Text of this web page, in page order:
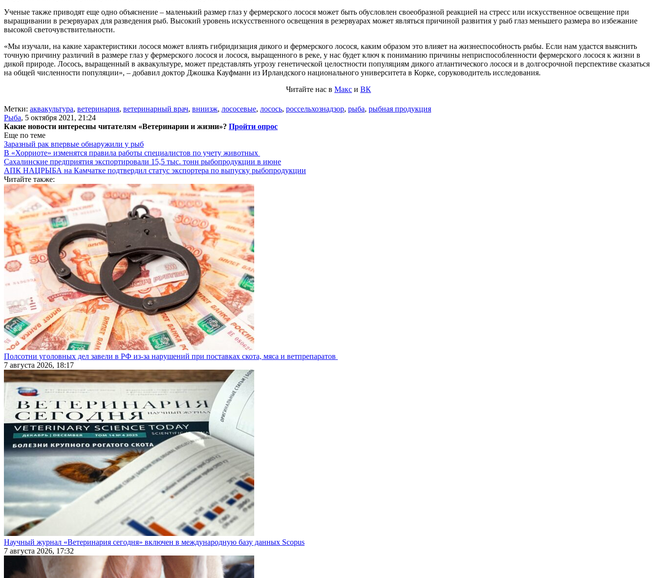
Ученые также приводят еще одно объяснение – маленький размер глаз у фермерского лосося может быть обусловлен своеобразной реакцией на стресс или искусственное освещение при
выращивании в резервуарах для разведения рыб. Высокий уровень искусственного освещения в резервуарах может являться причиной развития у рыб глаз меньшего размера во избежание
высокой светочувствительности.
«Мы изучали, на какие характеристики лосося может влиять гибридизация дикого и фермерского лосося, каким образом это влияет на жизнеспособность рыбы. Если нам удастся выяснить
точную причину различий в размере глаз у фермерского лосося и лосося, выращенного в реке, у нас будет ключ к пониманию причины неприспособленности фермерского лосося к жизни в
дикой природе. Лосось, выращенный в аквакультуре, может представлять угрозу генетической целостности популяциям дикого атлантического лосося и в долгосрочной перспективе сказаться
на общей численности популяции», – добавил доктор Джошка Кауфманн из Ирландского национального университета в Корке, соруководитель исследования.
Читайте нас в Макс и ВК
Метки: аквакультура, ветеринария, ветеринарный врач, вниизж, лососевые, лосось, россельхознадзор, рыба, рыбная продукция
Рыба, 5 октября 2021, 21:24
Какие новости интересны читателям «Ветеринарии и жизни»? Пройти опрос
Еще по теме
Заразный рак впервые обнаружили у рыб
В «Хорриоте» изменятся правила работы специалистов по учету животных
Сахалинские предприятия экспортировали 15,5 тыс. тонн рыбопродукции в июне
АПК НАЦРЫБА на Камчатке подтвердил статус экспортера по выпуску рыбопродукции
Читайте также:
Полсотни уголовных дел завели в РФ из-за нарушений при поставках скота, мяса и ветпрепаратов
7 августа 2026, 18:17
Научный журнал «Ветеринария сегодня» включен в международную базу данных Scopus
7 августа 2026, 17:32